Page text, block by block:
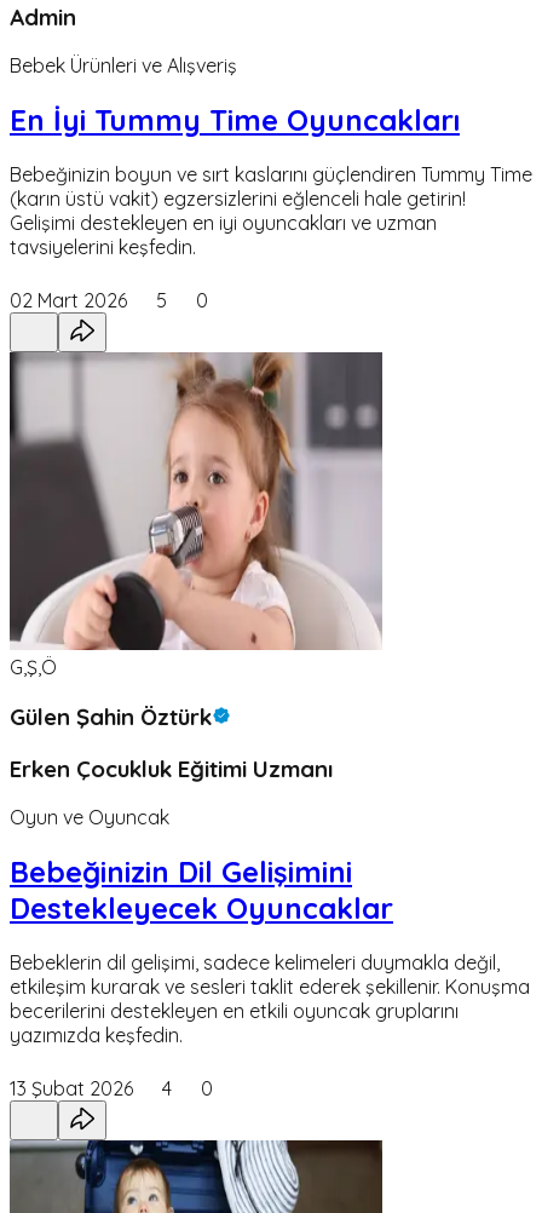
Admin
Bebek Ürünleri ve Alışveriş
En İyi Tummy Time Oyuncakları
Bebeğinizin boyun ve sırt kaslarını güçlendiren Tummy Time
(karın üstü vakit) egzersizlerini eğlenceli hale getirin!
Gelişimi destekleyen en iyi oyuncakları ve uzman
tavsiyelerini keşfedin.
02 Mart 2026 5 0
G,Ş,Ö
Gülen Şahin Öztürk
Erken Çocukluk Eğitimi Uzmanı
Oyun ve Oyuncak
Bebeğinizin Dil Gelişimini
Destekleyecek Oyuncaklar
Bebeklerin dil gelişimi, sadece kelimeleri duymakla değil,
etkileşim kurarak ve sesleri taklit ederek şekillenir. Konuşma
becerilerini destekleyen en etkili oyuncak gruplarını
yazımızda keşfedin.
13 Şubat 2026 4 0